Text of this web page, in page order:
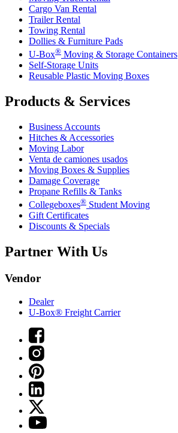
Cargo Van Rental
Trailer Rental
Towing Rental
Dollies & Furniture Pads
U-Box® Moving & Storage Containers
Self-Storage Units
Reusable Plastic Moving Boxes
Products & Services
Business Accounts
Hitches & Accessories
Moving Labor
Venta de camiones usados
Moving Boxes & Supplies
Damage Coverage
Propane Refills & Tanks
Collegeboxes® Student Moving
Gift Certificates
Discounts & Specials
Partner With Us
Vendor
Dealer
U-Box® Freight Carrier